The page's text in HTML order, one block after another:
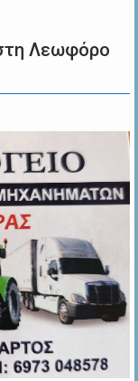
Λεωφόρο